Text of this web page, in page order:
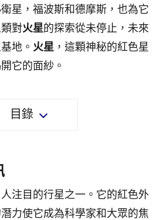
星，福波斯和德摩斯，也為它
對火星的探索從未停止，未來
地。 火星 ，這顆神秘的紅色星
它的面紗。
目錄
注目的行星之一。它的紅色外
力使它成為科學家和大眾的焦